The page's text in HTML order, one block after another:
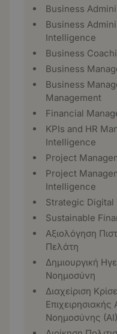
Business
Business
Intelligence
Business
Business
Business
Management
Financial
KPIs and HR
Intelligence
Project
Project
Intelligence
Strategic
Sustainable
Αξιολόγηση
Πελάτη
Δημιουργική
Νοημοσύνη
Διαχείριση
Νοημοσύνης (ΑΙ)